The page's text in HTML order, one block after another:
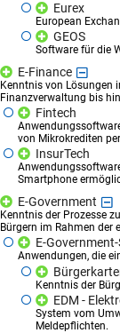
Eurex
European
GEOS
Software für die
E-Finance
Kenntnis von Lösungen
Finanzverwaltung bis
Fintech
von Mikrokrediten
InsurTech
Smartphone
E-Government
Kenntnis der Prozesse
Bürgern im Rahmen der
E-
Anwendungen, die
Kenntnis der
EDM -
System vom
Meldepflichten.